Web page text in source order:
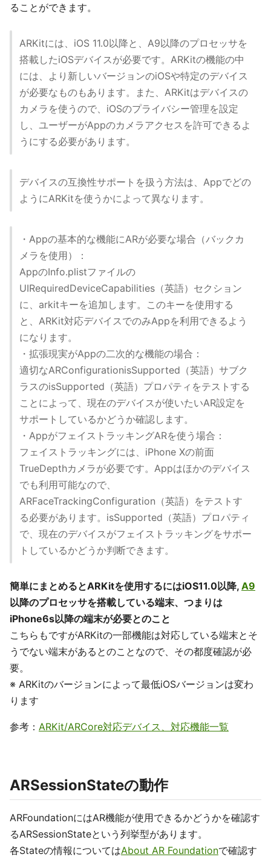
ることができます。
ARKitには、iOS 11.0以降と、A9以降のプロセッサを
搭載したiOSデバイスが必要です。ARKitの機能の中
には、より新しいバージョンのiOSや特定のデバイス
が必要なものもあります。また、ARKitはデバイスの
カメラを使うので、iOSのプライバシー管理を設定
し、ユーザーがAppのカメラアクセスを許可できるよ
うにする必要があります。
デバイスの互換性サポートを扱う方法は、Appでどの
ようにARKitを使うかによって異なります。
・Appの基本的な機能にARが必要な場合（バックカ
メラを使用）：
AppのInfo.plistファイルの
UIRequiredDeviceCapabilities（英語）セクション
に、arkitキーを追加します。このキーを使用する
と、ARKit対応デバイスでのみAppを利用できるよう
になります。
・拡張現実がAppの二次的な機能の場合：
適切なARConfigurationisSupported（英語）サブク
ラスのisSupported（英語）プロパティをテストする
ことによって、現在のデバイスが使いたいAR設定を
サポートしているかどうか確認します。
・AppがフェイストラッキングARを使う場合：
フェイストラッキングには、iPhone Xの前面
TrueDepthカメラが必要です。Appはほかのデバイス
でも利用可能なので、
ARFaceTrackingConfiguration（英語）をテストす
る必要があります。isSupported（英語）プロパティ
で、現在のデバイスがフェイストラッキングをサポー
トしているかどうか判断できます。
簡単にまとめるとARKitを使用するにはiOS11.0以降, A9
以降のプロセッサを搭載している端末、つまりは
iPhone6s以降の端末が必要とのこと
こちらもですがARKitの一部機能は対応している端末とそ
うでない端末があるとのことなので、その都度確認が必
要。
※ ARKitのバージョンによって最低iOSバージョンは変わ
ります
参考： ARKit/ARCore対応デバイス、対応機能一覧
ARSessionStateの動作
ARFoundationにはAR機能が使用できるかどうかを確認す
るARSessionStateという列挙型があります。
各Stateの情報についてはAbout AR Foundationで確認す